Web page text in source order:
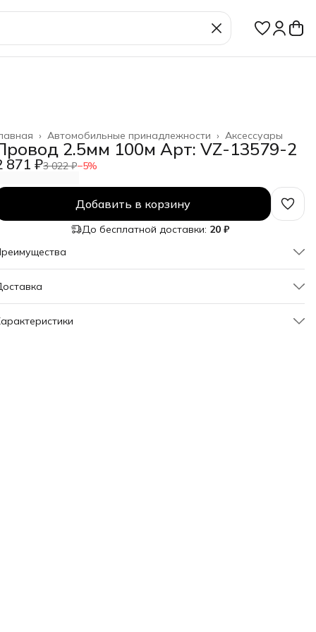
Аксессуары
Автомобильные принадлежности ›
›
2.5мм 100м Арт: VZ-13579-2
871 ₽3 022 ₽−5%
Добавить в корзину
До бесплатной доставки: 20 ₽
Оплата частями в Сплит
Доставка в пункты выдачи или до двери
Удобный возврат